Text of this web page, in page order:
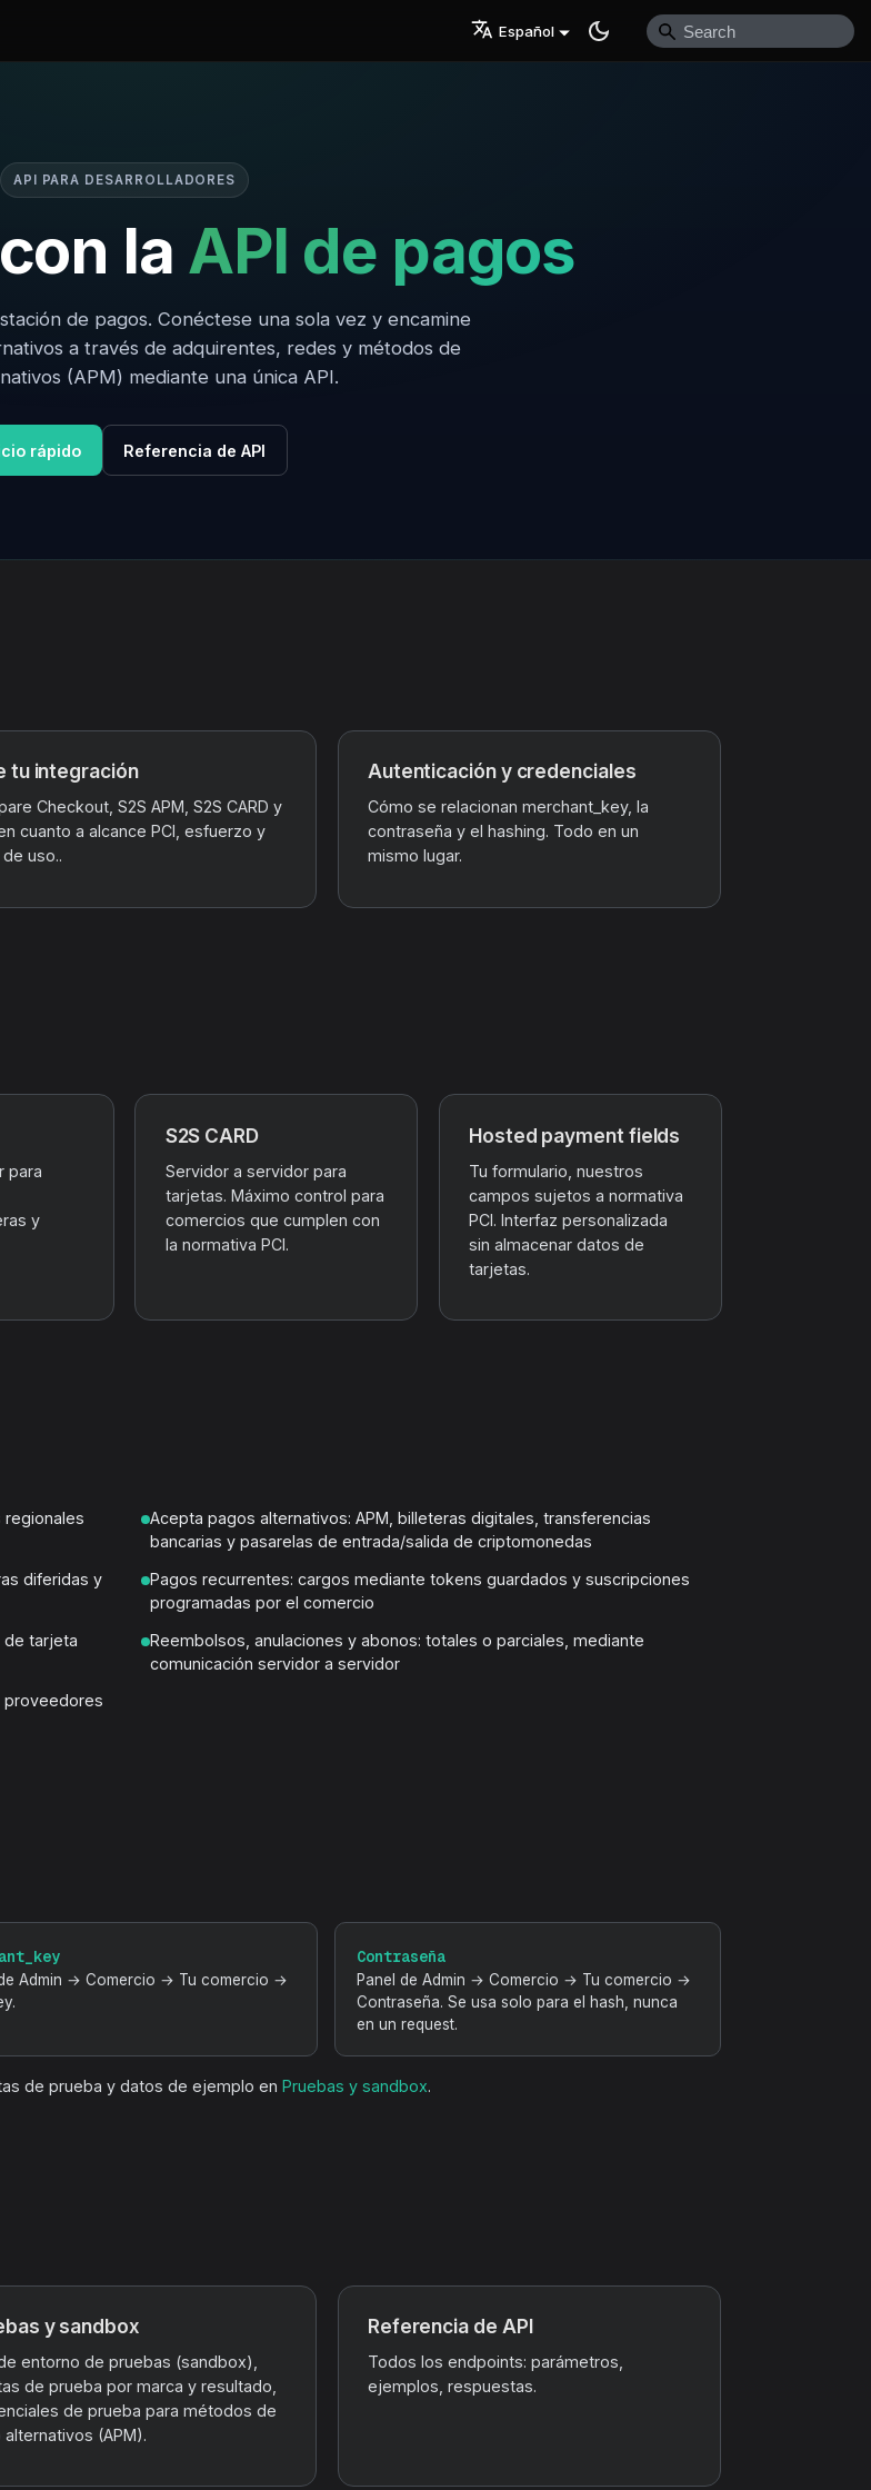
Español
API PARA DESARROLLADORES
la API de pagos
de pagos. Conéctese una sola vez y encamine
a través de adquirentes, redes y métodos de
(APM) mediante una única API.
rápido Referencia de API
tu integración
Checkout, S2S APM, S2S CARD y
cuanto a alcance PCI, esfuerzo y
uso..
Autenticación y credenciales
Cómo se relacionan merchant_key, la
contraseña y el hashing. Todo en un
mismo lugar.
para
y
S2S CARD
Servidor a servidor para
tarjetas. Máximo control para
comercios que cumplen con
la normativa PCI.
Hosted payment fields
Tu formulario, nuestros
campos sujetos a normativa
PCI. Interfaz personalizada
sin almacenar datos de
tarjetas.
regionales
Acepta pagos alternativos: APM, billeteras digitales, transferencias
bancarias y pasarelas de entrada/salida de criptomonedas
diferidas y
Pagos recurrentes: cargos mediante tokens guardados y suscripciones
programadas por el comercio
de tarjeta
Reembolsos, anulaciones y abonos: totales o parciales, mediante
comunicación servidor a servidor
proveedores
Admin → Comercio → Tu comercio →
Contraseña
Panel de Admin → Comercio → Tu comercio →
Contraseña. Se usa solo para el hash, nunca
en un request.
de prueba y datos de ejemplo en Pruebas y sandbox.
y sandbox
entorno de pruebas (sandbox),
de prueba por marca y resultado,
de prueba para métodos de
alternativos (APM).
Referencia de API
Todos los endpoints: parámetros,
ejemplos, respuestas.